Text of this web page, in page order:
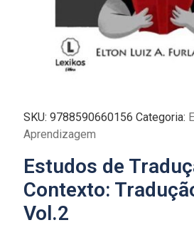
SKU: 9788590660156 Categoria:
Aprendizagem
Estudos de
Contexto:
Vol.2